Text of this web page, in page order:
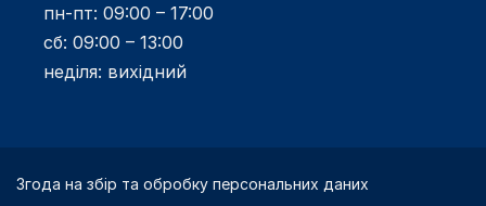
пн-пт: 09:00 – 17:00
сб: 09:00 – 13:00
неділя: вихідний
Згода на збір та обробку персональних даних